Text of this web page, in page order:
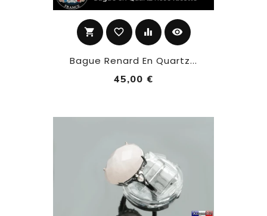
shopping_cart favorite_border equalizer visibility
Bague Renard En Quartz...
45,00 €